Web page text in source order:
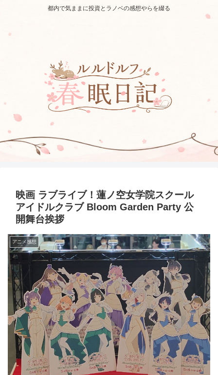
都内で気ままに投資とラノベの感想やらを綴る
映画 ラブライブ！蓮ノ空女学院スクール
アイドルクラブ Bloom Garden Party 公
開舞台挨拶
アニメ感想